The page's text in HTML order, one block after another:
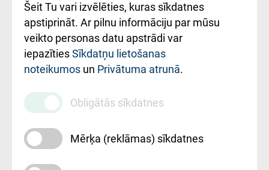
Rekvizīti un
ārstniecības
iestādes kods
010000234
Maksas
pakalpojumu
cenrādis
Šeit Tu vari izvēlēties, kuras sīkdatnes
apstiprināt. Ar pilnu informāciju par mūsu
veikto personas datu apstrādi var
iepazītiesSīkdatņu lietošanas
noteikumos un Privātuma atrunā.
Obligātās sīkdatnes
Mērķa (reklāmas) sīkdatnes